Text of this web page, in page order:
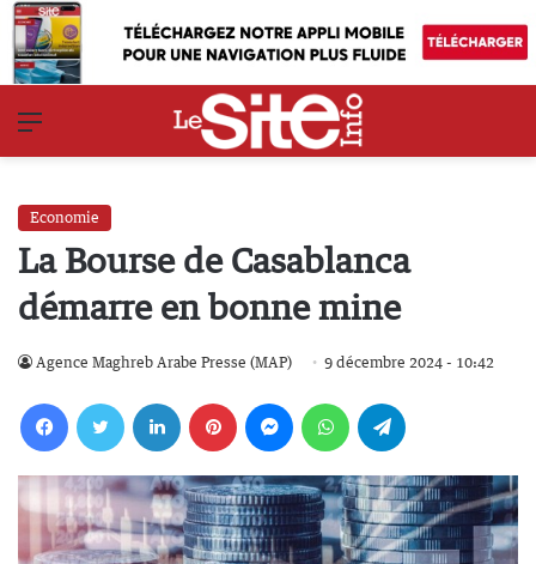
Economie
La Bourse de Casablanca
démarre en bonne mine
Agence Maghreb Arabe Presse (MAP) 9 décembre 2024 - 10:42